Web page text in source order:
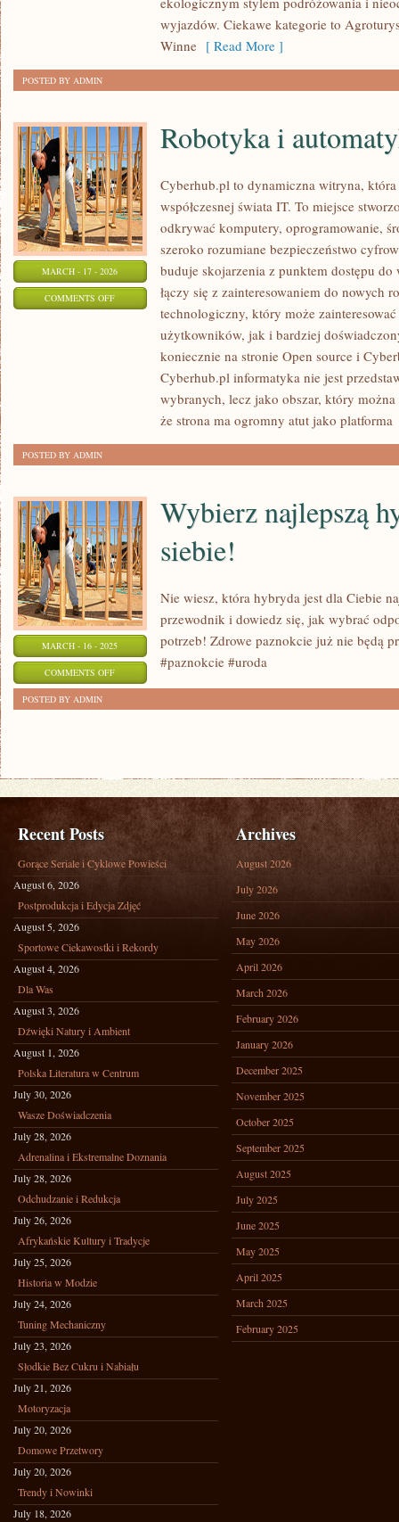
wyjazdów. Ciekawe kategorie to
Winne [ Read More ]
POSTED BY ADMIN
MARCH - 17 - 2026
COMMENTS OFFON
ROBOTYKA
AUTOMATYKA
Robotyka i
Cyberhub.pl to dynamiczna witryna, która
współczesnej świata IT. To miejsce
odkrywać komputery, oprogramowanie,
szeroko rozumiane bezpieczeństwo
buduje skojarzenia z punktem dostępu
łączy się z zainteresowaniem do nowych
technologiczny, który może
użytkowników, jak i bardziej
koniecznie na stronie Open source i
Cyberhub.pl informatyka nie jest
wybranych, lecz jako obszar, który można
że strona ma ogromny atut jako platforma
POSTED BY ADMIN
MARCH - 16 - 2025
COMMENTS OFFON
SIEBIE!
Wybierz najlepszą
siebie!
Nie wiesz, która hybryda jest dla Ciebie
przewodnik i dowiedz się, jak wybrać
potrzeb! Zdrowe paznokcie już nie będą
#paznokcie #uroda
POSTED BY ADMIN
Recent Posts
Gorące Seriale i Cyklowe Powieści
August 6, 2026
Postprodukcja i Edycja Zdjęć
August 5, 2026
Sportowe Ciekawostki i Rekordy
August 4, 2026
Dla Was
August 3, 2026
Dźwięki Natury i Ambient
August 1, 2026
Polska Literatura w Centrum
July 30, 2026
Wasze Doświadczenia
July 28, 2026
Adrenalina i Ekstremalne Doznania
July 28, 2026
Odchudzanie i Redukcja
July 26, 2026
Afrykańskie Kultury i Tradycje
July 25, 2026
Historia w Modzie
July 24, 2026
Tuning Mechaniczny
July 23, 2026
Słodkie Bez Cukru i Nabiału
July 21, 2026
Motoryzacja
July 20, 2026
Domowe Przetwory
July 20, 2026
Trendy i Nowinki
July 18, 2026
Archives
August 2026
July 2026
June 2026
May 2026
April 2026
March 2026
February 2026
January 2026
December 2025
November 2025
October 2025
September 2025
August 2025
July 2025
June 2025
May 2025
April 2025
March 2025
February 2025